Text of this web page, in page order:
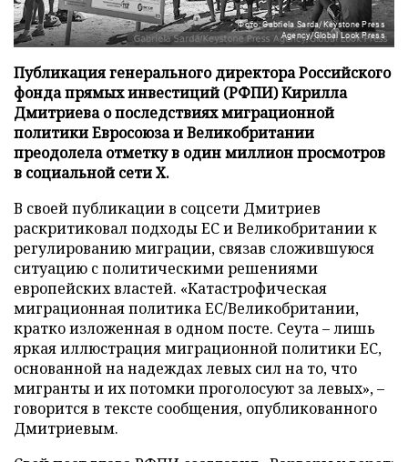
Фото: Gabriela Sarda/Keystone Press
Agency/Global Look Press
Публикация генерального директора Российского
фонда прямых инвестиций (РФПИ) Кирилла
Дмитриева о последствиях миграционной
политики Евросоюза и Великобритании
преодолела отметку в один миллион просмотров
в социальной сети X.
В своей публикации в соцсети Дмитриев
раскритиковал подходы ЕС и Великобритании к
регулированию миграции, связав сложившуюся
ситуацию с политическими решениями
европейских властей. «Катастрофическая
миграционная политика ЕС/Великобритании,
кратко изложенная в одном посте. Сеута – лишь
яркая иллюстрация миграционной политики ЕС,
основанной на надеждах левых сил на то, что
мигранты и их потомки проголосуют за левых», –
говорится в тексте сообщения, опубликованного
Дмитриевым.